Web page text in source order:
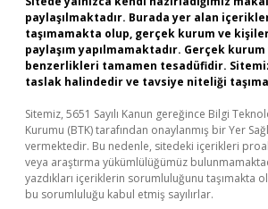
paylaşılmaktadır. Burada yer alan
taşımamakta olup, gerçek kurum ve
paylaşım yapılmamaktadır. Gerçek
benzerlikleri tamamen tesadüfidir.
taslak halindedir ve tavsiye niteliği
Sitemiz, 5651 Sayılı Kanun gereğince Bilgi
Kurumu (BTK) tarafından onaylanmış bir Yer
vermektedir. Bu nedenle, sitedeki içerikleri
veya araştırma yükümlülüğümüz
yazdıkları içeriklerin sorumluluğunu taşımakta
bu sorumluluğu kabul etmiş sayılırlar.